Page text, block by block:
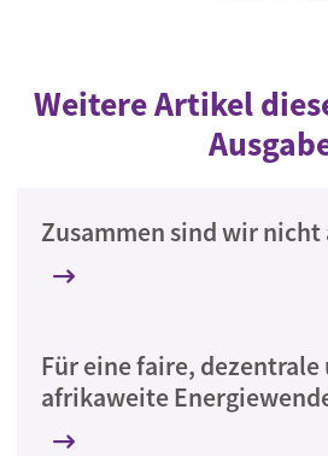
Weitere Artikel
Zusammen sind wir
Für eine faire, dezentrale
afrikaweite